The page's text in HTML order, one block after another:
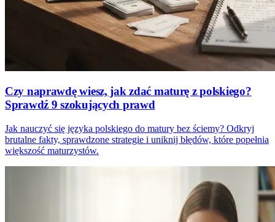
Czy naprawdę wiesz, jak zdać maturę z polskiego?
Sprawdź 9 szokujących prawd
Jak nauczyć się języka polskiego do matury bez ściemy? Odkryj
brutalne fakty, sprawdzone strategie i uniknij błędów, które popełnia
większość maturzystów.